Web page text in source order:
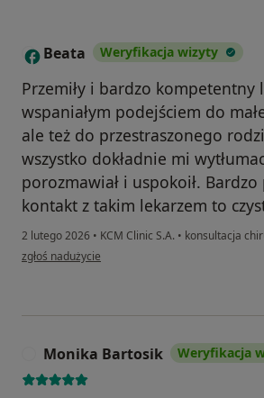
B Beata Weryfikacja wizyty
Przemiły i bardzo kompetentny
wspaniałym podejściem do
ale też do przestraszonego
wszystko dokładnie mi
porozmawiał i uspokoił.
kontakt z takim lekarzem to
2 lutego 2026 • KCM Clinic S.A. • konsultacja
w opinii użytkownika Beata
zgłoś nadużycie
Monika Bartosik Weryfikacja